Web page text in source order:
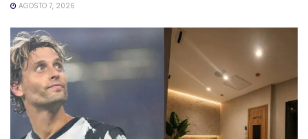
AGOSTO 7, 2026